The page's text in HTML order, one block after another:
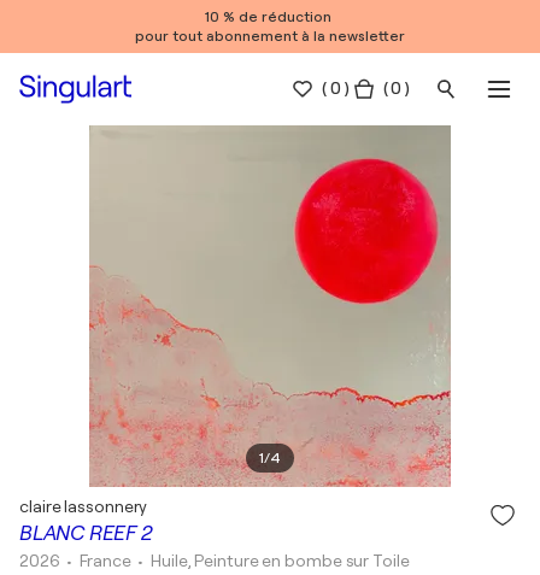
10 % de réduction
pour tout abonnement à la newsletter
(0 ) ( 0 )
1/4
BLANC REEF 2
claire lassonnery
2026 • France • Huile, Peinture en bombe sur Toile